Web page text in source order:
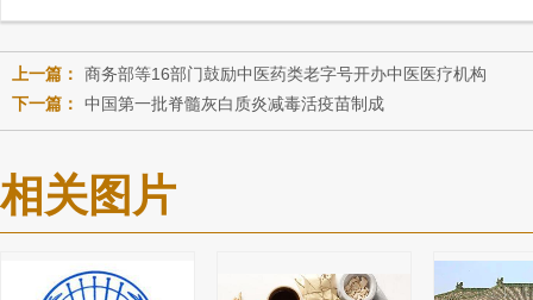
上一篇：
商务部等16部门鼓励中医药类老字号开办中医医疗机构
下一篇：
中国第一批脊髓灰白质炎减毒活疫苗制成
相关图片